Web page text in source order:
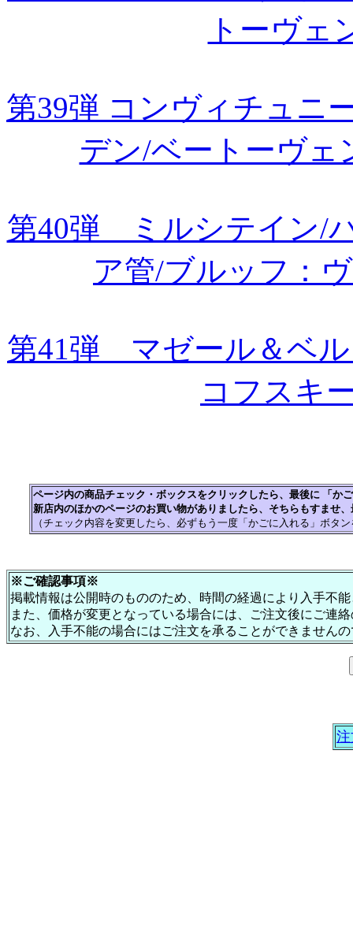
トーヴェ
第39弾 コンヴィチュニ
デン/ベートーヴェ
第40弾 ミルシテイン/
ア管/ブルッフ：
第41弾 マゼール＆ベ
コフスキ
ページ内の商品チェック・ボックスをクリックしたら、最後に 「か
新店内のほかのページのお買い物がありましたら、そちらもすませ
（チェック内容を変更したら、必ずもう一度「かごに入れる」ボタ
※ご確認事項※
掲載情報は公開時のもののため、時間の経過により入手不
また、価格が変更となっている場合には、ご注文後にご連
なお、入手不能の場合にはご注文を承ることができません